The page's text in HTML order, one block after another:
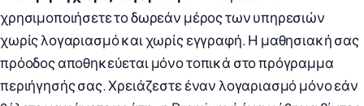
χρησιμοποιήσετε το δωρεάν μέρος των υπηρεσιών
χωρίς λογαριασμό και χωρίς εγγραφή. Η μαθησιακή σας
πρόοδος αποθηκεύεται μόνο τοπικά στο πρόγραμμα
περιήγησής σας. Χρειάζεστε έναν λογαριασμό μόνο εάν